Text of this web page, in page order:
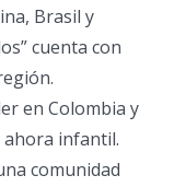
Brasil y
cuenta con
en Colombia y
ahora infantil.
comunidad